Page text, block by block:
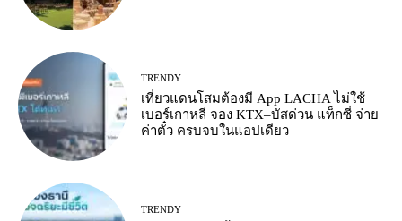
TRENDY
เที่ยวแดนโสมต้องมี App LACHA ไม่ใช้
เบอร์เกาหลี จอง KTX–บัสด่วน แท็กซี่ จ่าย
ค่าตั๋ว ครบจบในแอปเดียว
TRENDY